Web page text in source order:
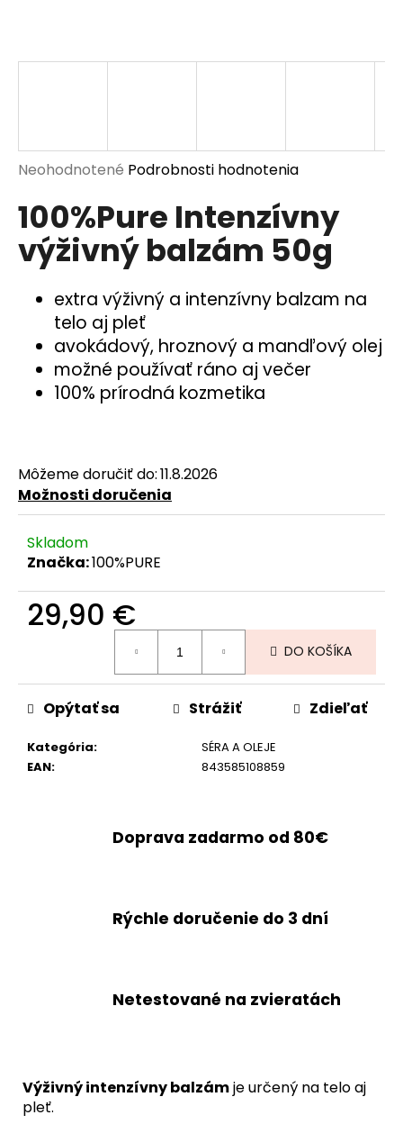
Priemerné
produktu
je
0,0
z
hviezdičiek.
Neohodnotené Podrobnosti hodnotenia
100%Pure Intenzívny
výživný balzám 50g
extra výživný a intenzívny balzam na
telo aj pleť
avokádový, hroznový a mandľový olej
možné používať ráno aj večer
100% prírodná kozmetika
Môžeme doručiť do:11.8.2026
Možnosti doručenia
Skladom
Značka:100%PURE
29,90 €
DO KOŠÍKA
Kategória:
SÉRA A OLEJE
EAN: 843585108859
Opýtať sa Strážiť Zdieľať
Doprava zadarmo od 80€
Rýchle doručenie do 3 dní
Netestované na zvieratách
Výživný intenzívny balzámje určený na telo aj
pleť.
s
HĽADAŤ
e